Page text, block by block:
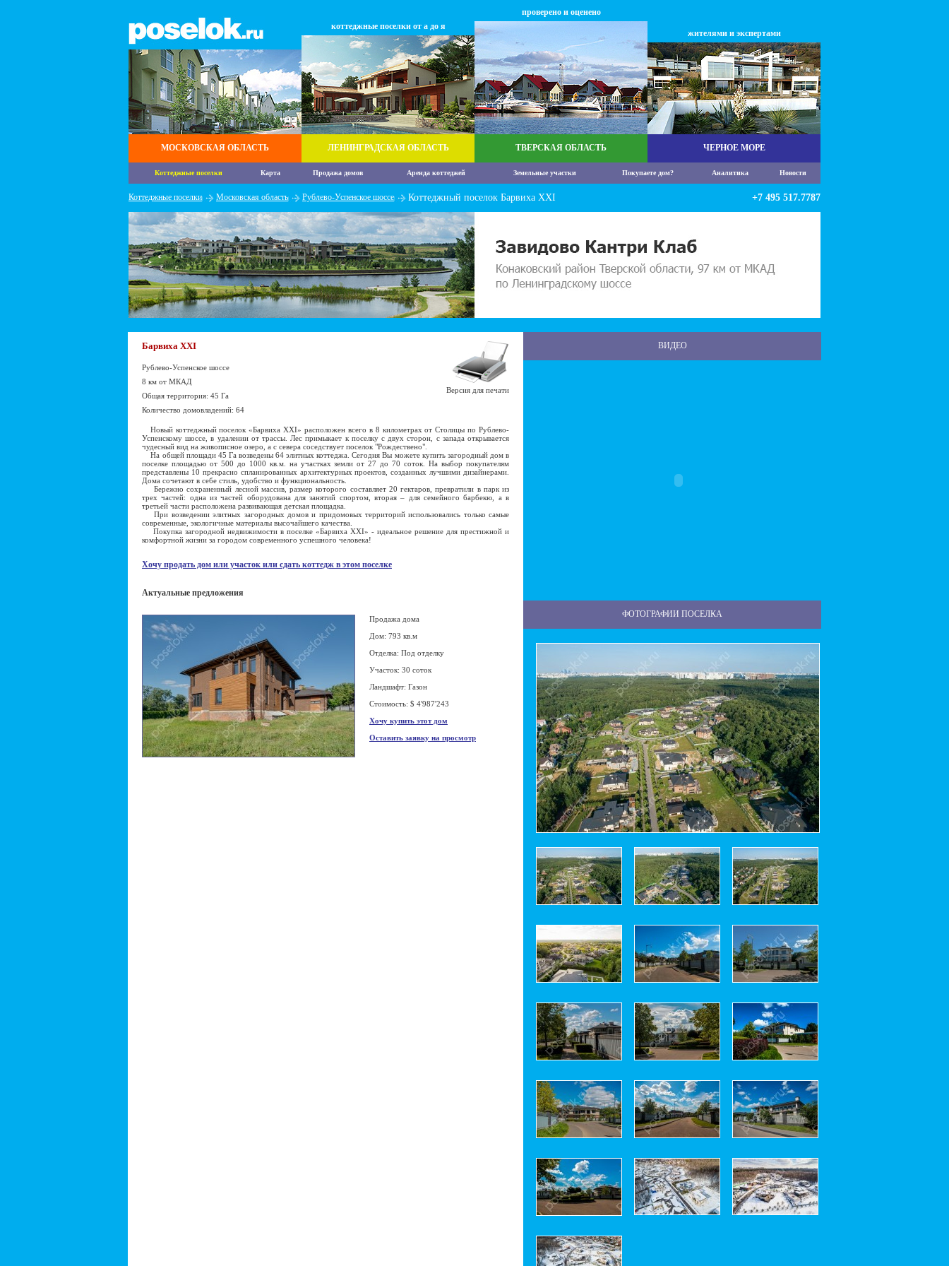
МОСКОВСКАЯ ОБЛАСТЬ
коттеджные поселки от а до я
ЛЕНИНГРАДСКАЯ ОБЛАСТЬ
проверено и оценено
ТВЕРСКАЯ ОБЛАСТЬ
жителями и экспертами
ЧЕРНОЕ МОРЕ
Коттеджные поселки Карта Продажа домов Аренда коттеджей Земельные участки Покупаете дом? Аналитика Новости
Коттеджные поселки Московская область Рублево-Успенское шоссе Коттеджный поселок Барвиха XXI +7 495 517.7787
Барвиха XXI
Рублево-Успенское шоссе
8 км от МКАД
Общая территория: 45 Га
Количество домовладений: 64
Версия для печати
Новый коттеджный поселок «Барвиха XXI» расположен всего в 8 километрах от Столицы по Рублево-
Успенскому шоссе, в удалении от трассы. Лес примыкает к поселку с двух сторон, с запада открывается
чудесный вид на живописное озеро, а с севера соседствует поселок "Рождествено".
На общей площади 45 Га возведены 64 элитных коттеджа. Сегодня Вы можете купить загородный дом в
поселке площадью от 500 до 1000 кв.м. на участках земли от 27 до 70 соток. На выбор покупателям
представлены 10 прекрасно спланированных архитектурных проектов, созданных лучшими дизайнерами.
Дома сочетают в себе стиль, удобство и функциональность.
Бережно сохраненный лесной массив, размер которого составляет 20 гектаров, превратили в парк из
трех частей: одна из частей оборудована для занятий спортом, вторая – для семейного барбекю, а в
третьей части расположена развивающая детская площадка.
При возведении элитных загородных домов и придомовых территорий использовались только самые
современные, экологичные материалы высочайшего качества.
Покупка загородной недвижимости в поселке «Барвиха XXI» - идеальное решение для престижной и
комфортной жизни за городом современного успешного человека!
Хочу продать дом или участок или сдать коттедж в этом поселке
Актуальные предложения
Продажа дома
Дом: 793 кв.м
Отделка: Под отделку
Участок: 30 соток
Ландшафт: Газон
Стоимость: $ 4'987'243
Хочу купить этот дом
Оставить заявку на просмотр
ВИДЕО
ФОТОГРАФИИ ПОСЕЛКА